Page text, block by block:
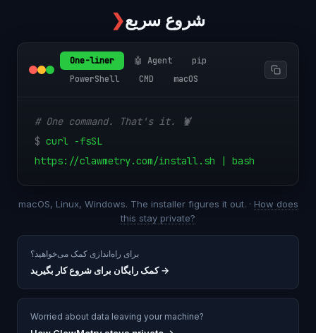
❯شروع سریع
One-liner 🤖 Agent
pip
PowerShell
CMD macOS
# One command. That's it. 🦞
$ curl -fsSL
https://clawmetry.com/install.sh | bash
macOS, Linux, Windows. The installer figures it out. · How does
this stay private?
برای راه‌اندازی کمک می‌خواهید؟
کمک رایگان برای شروع کار بگیرید→
Worried about data leaving your machine?